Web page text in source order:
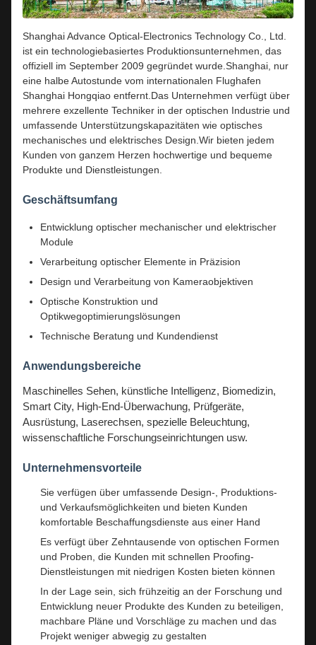
Shanghai Advance Optical-Electronics Technology Co., Ltd.
ist ein technologiebasiertes Produktionsunternehmen, das
offiziell im September 2009 gegründet wurde.Shanghai, nur
eine halbe Autostunde vom internationalen Flughafen
Shanghai Hongqiao entfernt.Das Unternehmen verfügt über
mehrere exzellente Techniker in der optischen Industrie und
umfassende Unterstützungskapazitäten wie optisches
mechanisches und elektrisches Design.Wir bieten jedem
Kunden von ganzem Herzen hochwertige und bequeme
Produkte und Dienstleistungen.
Geschäftsumfang
Entwicklung optischer mechanischer und elektrischer
Module
Verarbeitung optischer Elemente in Präzision
Design und Verarbeitung von Kameraobjektiven
Optische Konstruktion und
Optikwegoptimierungslösungen
Technische Beratung und Kundendienst
Anwendungsbereiche
Maschinelles Sehen, künstliche Intelligenz, Biomedizin,
Smart City, High-End-Überwachung, Prüfgeräte,
Ausrüstung, Laserechsen, spezielle Beleuchtung,
wissenschaftliche Forschungseinrichtungen usw.
Unternehmensvorteile
Sie verfügen über umfassende Design-, Produktions-
und Verkaufsmöglichkeiten und bieten Kunden
komfortable Beschaffungsdienste aus einer Hand
Es verfügt über Zehntausende von optischen Formen
und Proben, die Kunden mit schnellen Proofing-
Dienstleistungen mit niedrigen Kosten bieten können
In der Lage sein, sich frühzeitig an der Forschung und
Entwicklung neuer Produkte des Kunden zu beteiligen,
machbare Pläne und Vorschläge zu machen und das
Projekt weniger abwegig zu gestalten